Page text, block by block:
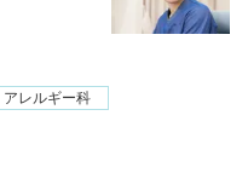
アレルギー科